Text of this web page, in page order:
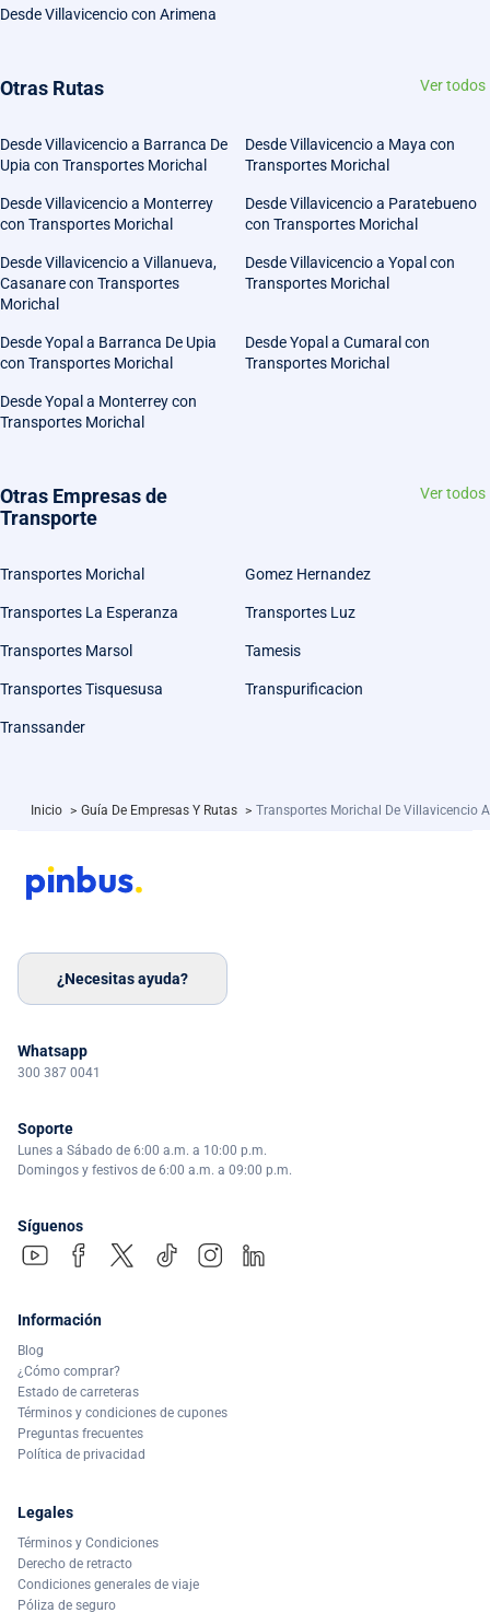
Desde Villavicencio con Arimena
Otras Rutas Ver todos
Desde Villavicencio a Barranca De
Upia con Transportes Morichal
Desde Villavicencio a Maya con
Transportes Morichal
Desde Villavicencio a Monterrey
con Transportes Morichal
Desde Villavicencio a Paratebueno
con Transportes Morichal
Desde Villavicencio a Villanueva,
Casanare con Transportes
Morichal
Desde Villavicencio a Yopal con
Transportes Morichal
Desde Yopal a Barranca De Upia
con Transportes Morichal
Desde Yopal a Cumaral con
Transportes Morichal
Desde Yopal a Monterrey con
Transportes Morichal
Otras Empresas de
Transporte
Ver todos
Transportes Morichal Gomez Hernandez
Transportes La Esperanza Transportes Luz
Transportes Marsol Tamesis
Transportes Tisquesusa Transpurificacion
Transsander
Inicio > Guía De Empresas Y Rutas > Transportes Morichal De Villavicencio
¿Necesitas ayuda?
Whatsapp
300 387 0041
Soporte
Lunes a Sábado de 6:00 a.m. a 10:00 p.m.
Domingos y festivos de 6:00 a.m. a 09:00 p.m.
Síguenos
Información
Blog
¿Cómo comprar?
Estado de carreteras
Términos y condiciones de cupones
Preguntas frecuentes
Política de privacidad
Legales
Términos y Condiciones
Derecho de retracto
Condiciones generales de viaje
Póliza de seguro